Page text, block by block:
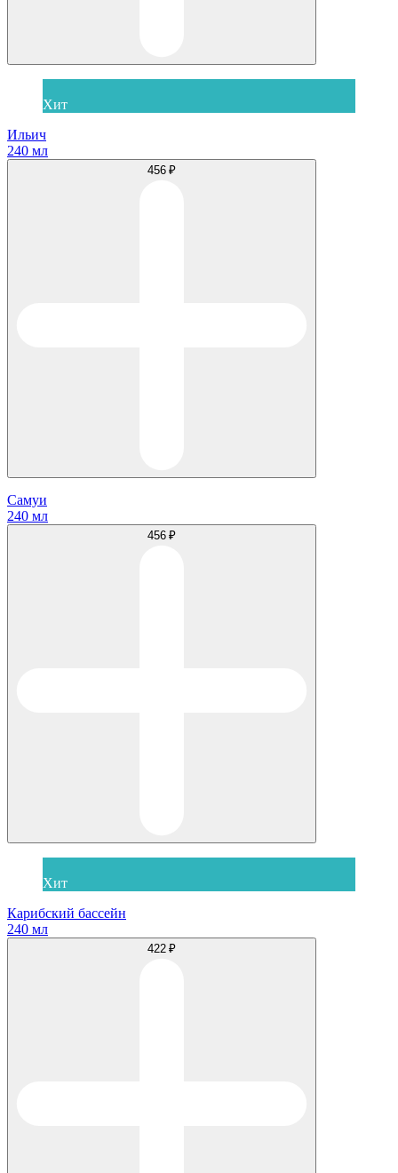
Хит
Ильич
240 мл
456 ₽
Самуи
240 мл
456 ₽
Хит
Карибский бассейн
240 мл
422 ₽